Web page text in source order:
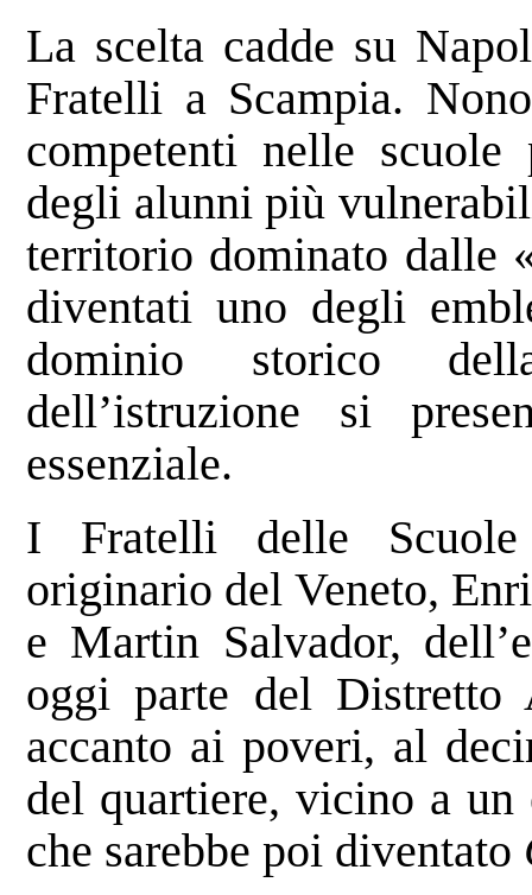
La scelta cadde su
Fratelli a Scampia.
competenti nelle scuole
degli alunni più
territorio dominato dalle
diventati uno degli
dominio storico
dell’istruzione si
essenziale.
I Fratelli delle Scuole
originario del Veneto,
e Martin Salvador,
oggi parte del
accanto ai poveri, al
del quartiere, vicino a un
che sarebbe poi diventato